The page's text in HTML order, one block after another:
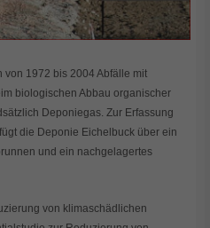
1972 bis 2004 Abfälle mit
biologischen Abbau organischer
Deponiegas. Zur Erfassung
die Deponie Eichelbuck über ein
und ein nachgelagertes
von klimaschädlichen